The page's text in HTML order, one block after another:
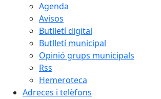
Agenda
Avisos
Butlletí digital
Butlletí municipal
Opinió grups municipals
Rss
Hemeroteca
Adreces i telèfons